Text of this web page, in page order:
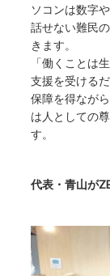
ソコンは数字
話せない難民
きます。
「働くことは
支援を受ける
保障を得なが
は人としての
す。
代表・青山が